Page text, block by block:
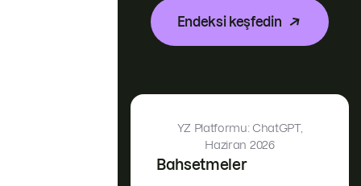
Endeksi keşfedin
Bahsetmeler
YZ Platformu: ChatGPT,
Haziran 2026